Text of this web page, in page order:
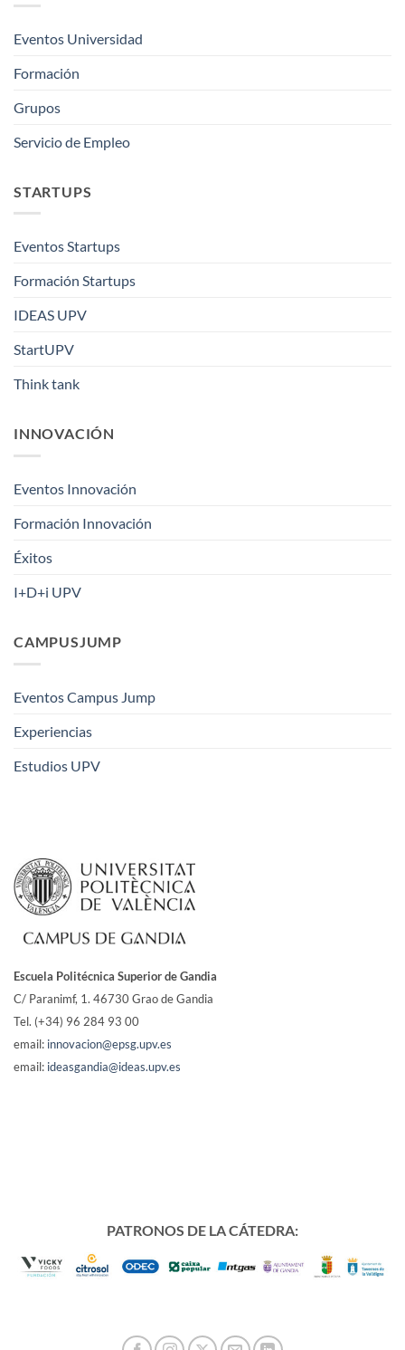
Eventos Universidad
Formación
Grupos
Servicio de Empleo
STARTUPS
Eventos Startups
Formación Startups
IDEAS UPV
StartUPV
Think tank
INNOVACIÓN
Eventos Innovación
Formación Innovación
Éxitos
I+D+i UPV
CAMPUSJUMP
Eventos Campus Jump
Experiencias
Estudios UPV
Escuela Politécnica Superior de Gandia
C/ Paranimf, 1. 46730 Grao de Gandia
Tel. (+34) 96 284 93 00
email: innovacion@epsg.upv.es
email: ideasgandia@ideas.upv.es
PATRONOS DE LA CÁTEDRA: